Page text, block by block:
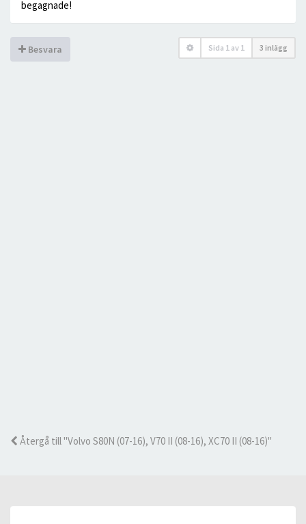
begagnade!
Besvara Sida 1 av 1 3 inlägg
Återgå till "Volvo S80N (07-16), V70 II (08-16), XC70 II (08-16)"